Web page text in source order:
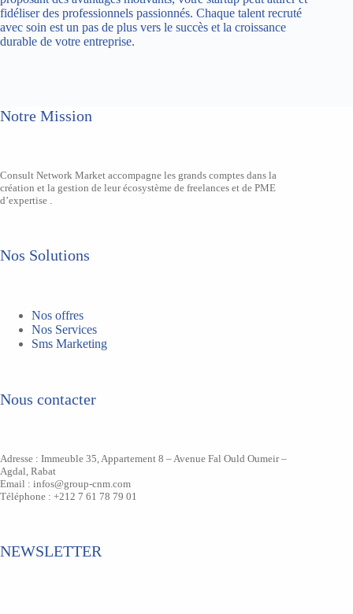
fidéliser des professionnels passionnés. Chaque talent recruté
avec soin est un pas de plus vers le succès et la croissance
durable de votre entreprise.
Notre Mission
Consult Network Market accompagne les grands comptes dans la
création et la gestion de leur écosystème de freelances et de PME
d’expertise .
Nos Solutions
Nos offres
Nos Services
Sms Marketing
Nous contacter
Adresse : Immeuble 35, Appartement 8 – Avenue Fal Ould Oumeir –
Agdal, Rabat
Email : infos@group-cnm.com
Téléphone : +212 7 61 78 79 01
NEWSLETTER